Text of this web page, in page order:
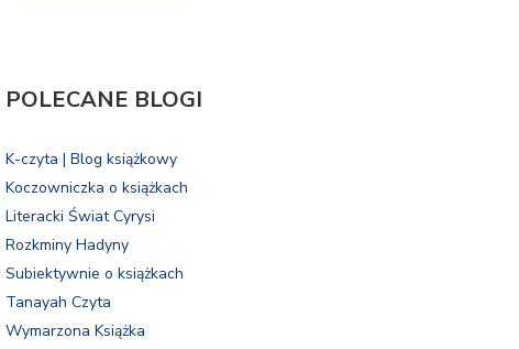
POLECANE BLOGI
K-czyta | Blog książkowy
Koczowniczka o książkach
Literacki Świat Cyrysi
Rozkminy Hadyny
Subiektywnie o książkach
Tanayah Czyta
Wymarzona Książka